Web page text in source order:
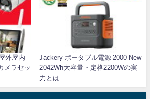
外屋内
メラセッ
Jackery ポータブル電源 2000 New
2042Wh大容量・定格2200Wの実
力とは